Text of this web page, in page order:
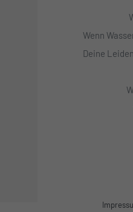
Wenn
Deine